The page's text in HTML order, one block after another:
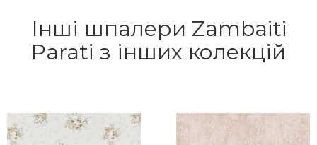
Інші шпалери Zambaiti
Parati з інших колекцій